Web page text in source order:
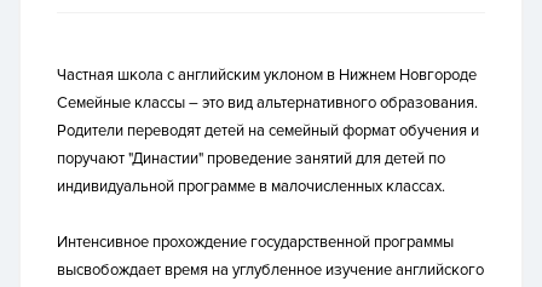
Частная школа с английским уклоном в Нижнем Новгороде
Семейные классы – это вид альтернативного образования.
Родители переводят детей на семейный формат обучения и
поручают "Династии" проведение занятий для детей по
индивидуальной программе в малочисленных классах.
Интенсивное прохождение государственной программы
высвобождает время на углубленное изучение английского